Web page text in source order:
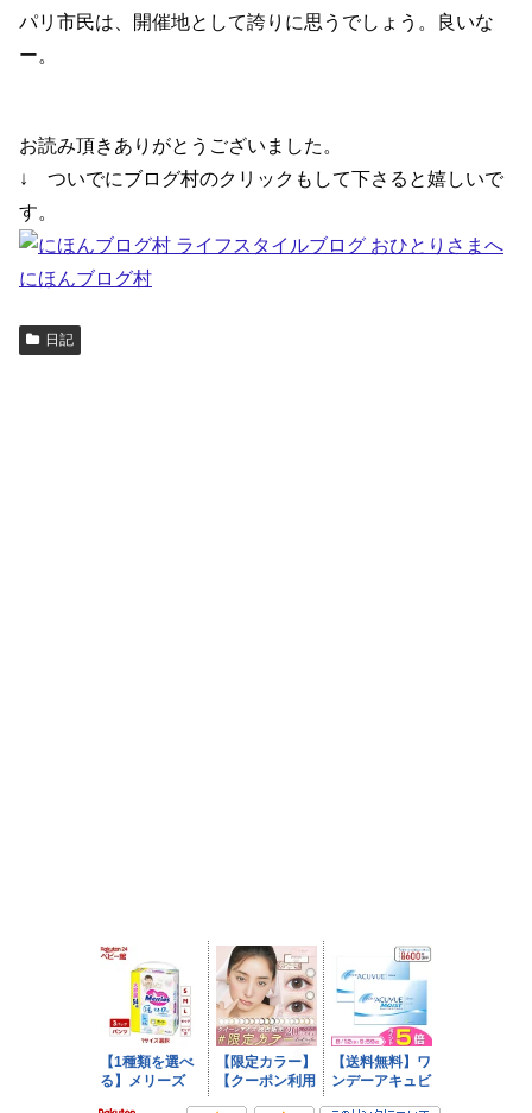
パリ市民は、開催地として誇りに思うでしょう。良いな
ー。
お読み頂きありがとうございました。
↓ ついでにブログ村のクリックもして下さると嬉しいで
す。
にほんブログ村
日記